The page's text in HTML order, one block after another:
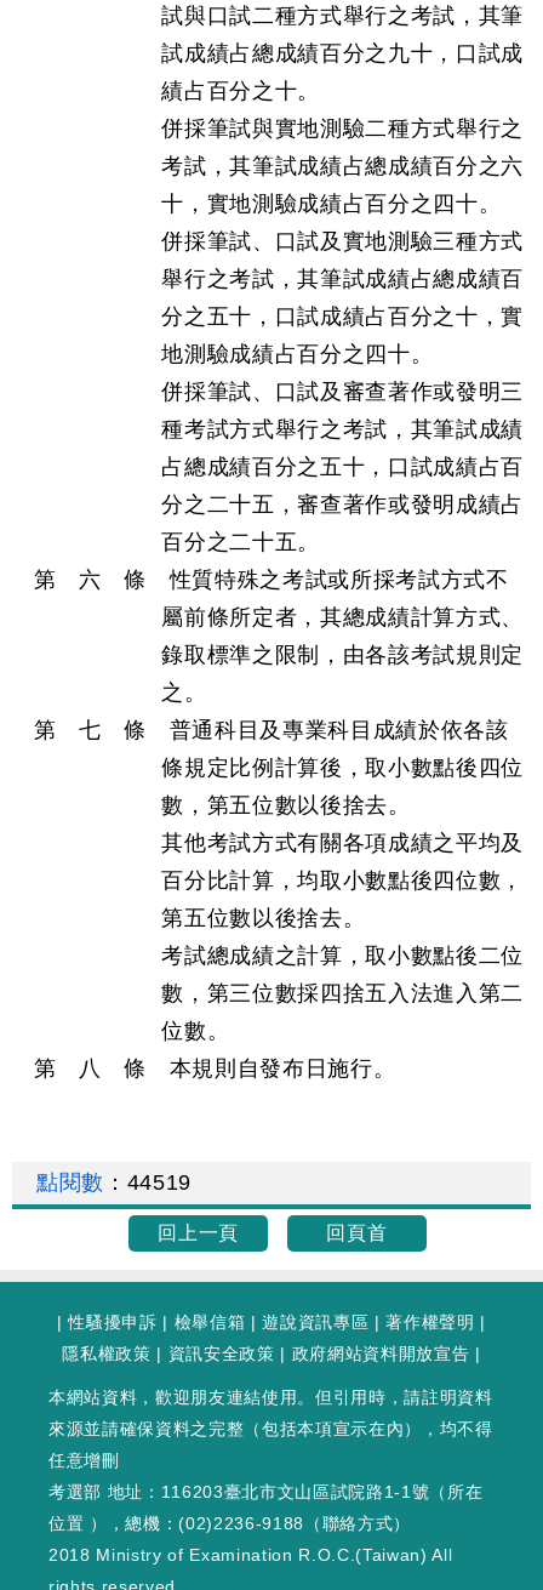
試與口試二種方式舉行之考試，其筆
試成績占總成績百分之九十，口試成
績占百分之十。
併採筆試與實地測驗二種方式舉行之
考試，其筆試成績占總成績百分之六
十，實地測驗成績占百分之四十。
併採筆試、口試及實地測驗三種方式
舉行之考試，其筆試成績占總成績百
分之五十，口試成績占百分之十，實
地測驗成績占百分之四十。
併採筆試、口試及審查著作或發明三
種考試方式舉行之考試，其筆試成績
占總成績百分之五十，口試成績占百
分之二十五，審查著作或發明成績占
百分之二十五。
第 六 條 性質特殊之考試或所採考試方式不
屬前條所定者，其總成績計算方式、
錄取標準之限制，由各該考試規則定
之。
第 七 條 普通科目及專業科目成績於依各該
條規定比例計算後，取小數點後四位
數，第五位數以後捨去。
其他考試方式有關各項成績之平均及
百分比計算，均取小數點後四位數，
第五位數以後捨去。
考試總成績之計算，取小數點後二位
數，第三位數採四捨五入法進入第二
位數。
第 八 條 本規則自發布日施行。
點閱數 ： 44519
回上一頁 回頁首
|性騷擾申訴 | 檢舉信箱 |遊說資訊專區 |著作權聲明 |
隱私權政策 | 資訊安全政策 | 政府網站資料開放宣告 |
本網站資料，歡迎朋友連結使用。但引用時，請註明資料
來源並請確保資料之完整（包括本項宣示在內），均不得
任意增刪
考選部 地址：116203臺北市文山區試院路1-1號（ 所在
位置 ），總機：(02)2236-9188（聯絡方式）
2018 Ministry of Examination R.O.C.(Taiwan) All